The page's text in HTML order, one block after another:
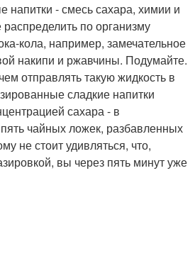
напитки - смесь сахара, химии и
по организму
кола, например, замечательное
накипи и ржавчины. Подумайте.
отправлять такую жидкость в
сладкие напитки
сахара - в
чайных ложек, разбавленных
не стоит удивляться, что,
вы через пять минут уже